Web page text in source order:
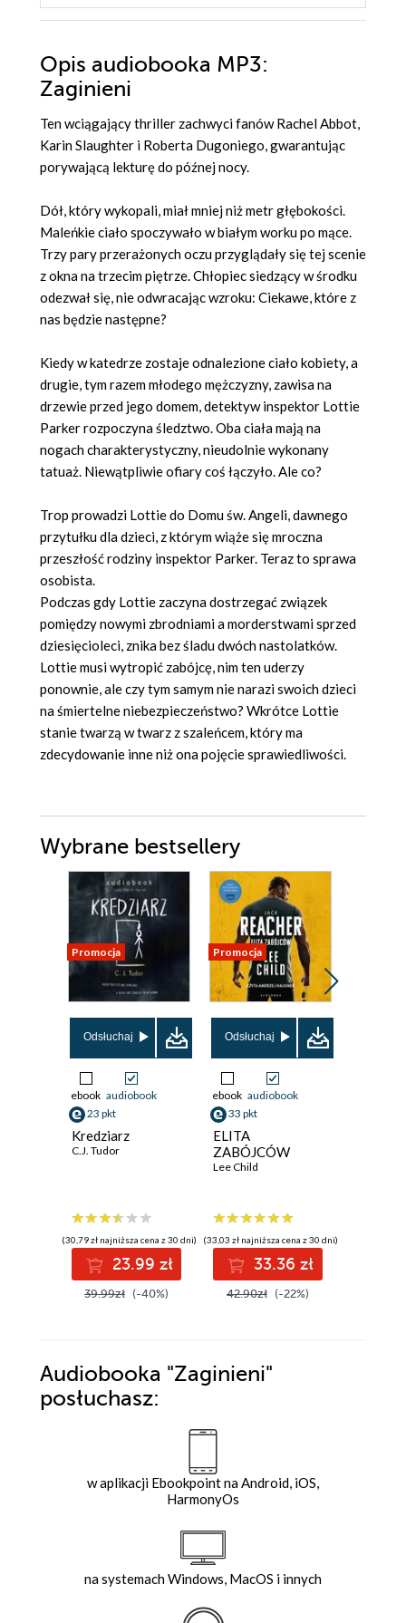
Opis audiobooka MP3:
Zaginieni
Ten wciągający thriller zachwyci fanów Rachel Abbot,
Karin Slaughter i Roberta Dugoniego, gwarantując
porywającą lekturę do późnej nocy.
Dół, który wykopali, miał mniej niż metr głębokości.
Maleńkie ciało spoczywało w białym worku po mące.
Trzy pary przerażonych oczu przyglądały się tej scenie
z okna na trzecim piętrze. Chłopiec siedzący w środku
odezwał się, nie odwracając wzroku: Ciekawe, które z
nas będzie następne?
Kiedy w katedrze zostaje odnalezione ciało kobiety, a
drugie, tym razem młodego mężczyzny, zawisa na
drzewie przed jego domem, detektyw inspektor Lottie
Parker rozpoczyna śledztwo. Oba ciała mają na
nogach charakterystyczny, nieudolnie wykonany
tatuaż. Niewątpliwie ofiary coś łączyło. Ale co?
Trop prowadzi Lottie do Domu św. Angeli, dawnego
przytułku dla dzieci, z którym wiąże się mroczna
przeszłość rodziny inspektor Parker. Teraz to sprawa
osobista.
Podczas gdy Lottie zaczyna dostrzegać związek
pomiędzy nowymi zbrodniami a morderstwami sprzed
dziesięcioleci, znika bez śladu dwóch nastolatków.
Lottie musi wytropić zabójcę, nim ten uderzy
ponownie, ale czy tym samym nie narazi swoich dzieci
na śmiertelne niebezpieczeństwo? Wkrótce Lottie
stanie twarzą w twarz z szaleńcem, który ma
zdecydowanie inne niż ona pojęcie sprawiedliwości.
Wybrane bestsellery
Promocja
Odsłuchaj
ebook audiobook
23 pkt
Kredziarz
C.J. Tudor
(30,79 zł najniższa cena z 30 dni)
23.99 zł
39.99zł (-40%)
Promocja
Odsłuchaj
ebook audiobook
33 pkt
ELITA
ZABÓJCÓW
Lee Child
(33,03 zł najniższa cena z 30 dni)
33.36 zł
42.90zł (-22%)
Audiobooka "Zaginieni"
posłuchasz:
w aplikacji Ebookpoint na Android, iOS,
HarmonyOs
na systemach Windows, MacOS i innych